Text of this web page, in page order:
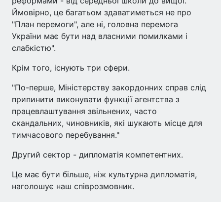
Ймовірно, це багатьом здаватиметься не про
"План перемоги", але ні, головна перемога
України має бути над власними помилками і
слабкістю".
Крім того, існують три сфери.
"По-перше, Міністерству закордонних справ слід
припинити виконувати функції агентства з
працевлаштування звільнених, часто
скандальних, чиновників, які шукають місце для
тимчасового перебування."
Другий сектор - дипломатія компетентних.
Це має бути більше, ніж культурна дипломатія,
наголошує наш співрозмовник.